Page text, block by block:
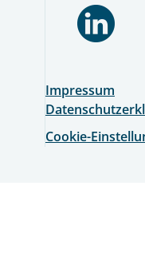
Impressum
Cookie-